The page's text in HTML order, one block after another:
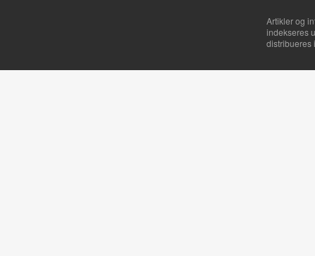
Artikler og
indekseres
distribueres